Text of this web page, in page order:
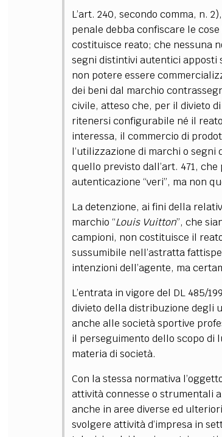
L’art. 240, secondo comma, n.
penale debba confiscare le
costituisce reato; che nessuna
segni distintivi autentici
non potere essere
dei beni dal marchio
civile, atteso che, per il divieto
ritenersi configurabile né il
interessa, il commercio di
l’utilizzazione di marchi o
quello previsto dall’art. 471,
autenticazione “veri”, ma non
La detenzione, ai fini della
marchio “Louis Vuitton”, che
campioni, non costituisce il
sussumibile nell’astratta
intenzioni dell’agente, ma
L’entrata in vigore del DL 485/
divieto della distribuzione degli
anche alle società sportive
il perseguimento dello scopo di
materia di società.
Con la stessa normativa
attività connesse o strumentali
anche in aree diverse ed
svolgere attività d’impresa in